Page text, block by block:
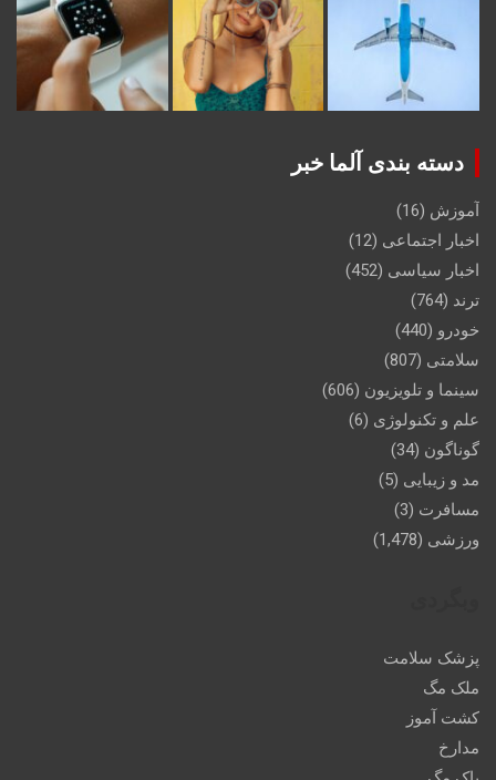
دسته بندی آلما خبر
آموزش (16)
اخبار اجتماعی (12)
اخبار سیاسی (452)
ترند (764)
خودرو (440)
سلامتی (807)
سینما و تلویزیون (606)
علم و تکنولوژی (6)
گوناگون (34)
مد و زیبایی (5)
مسافرت (3)
ورزشی (1,478)
پزشک سلامت
ملک مگ
کشت آموز
مدارخ